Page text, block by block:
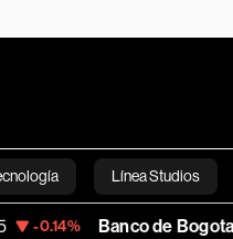
Línea Studios
English
Banco de Bogota 38,900.00